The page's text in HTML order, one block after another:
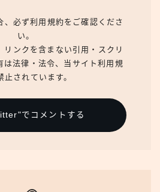
必ず利用規約をご確認くださ
い。
リンクを含まない引用・スクリ
は法律・法令、当サイト利用規
止されています。
でコメントする